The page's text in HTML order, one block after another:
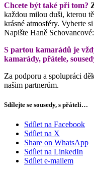
Chcete být také při tom?
každou milou duši, kterou
krásné atmosféry. Vyberte
Napište Haně Schovancové:
S partou kamarádů je
kamarády, přátele,
Za podporu a spolupráci
našim partnerům.
Sdílejte se sousedy, s přáteli…
Sdílet na Facebook
Sdílet na X
Share on WhatsApp
Sdílet na LinkedIn
Sdílet e-mailem